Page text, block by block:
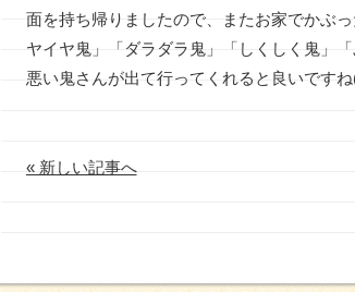
面を持ち帰りましたので、またお家でかぶ
ヤイヤ鬼」「ダラダラ鬼」「しくしく鬼」
悪い鬼さんが出て行ってくれると良いです
« 新しい記事へ